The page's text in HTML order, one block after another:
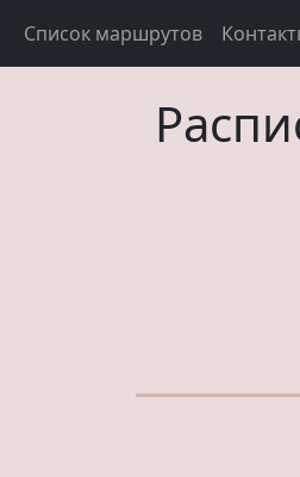
Список маршрутов